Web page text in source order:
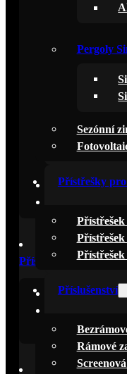
Pergoly
Sezónní
Přístřešky
Příslušenství
Rámové
Pergoly
Sezónní zimní
Přístřešky pro auto
Přístřešek
Přístřešek